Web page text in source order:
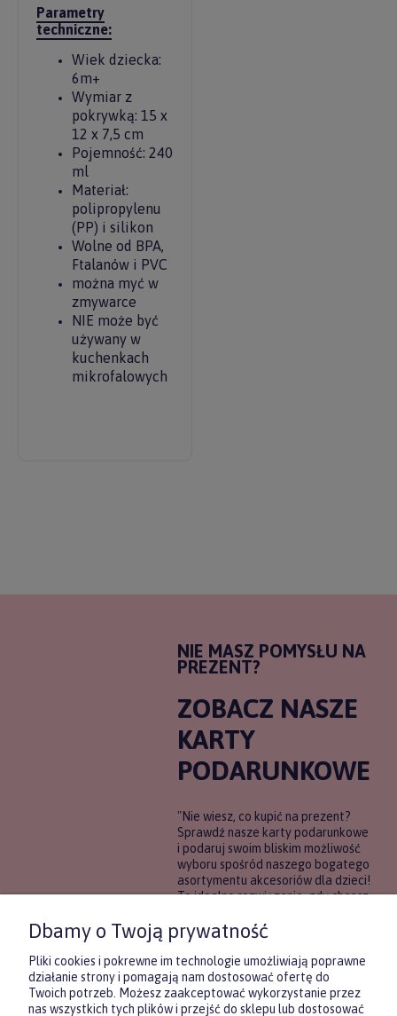
Parametry
techniczne:
Wiek dziecka:
6m+
Wymiar z
pokrywką: 15 x
12 x 7,5 cm
Pojemność: 240
ml
Materiał:
polipropylenu
(PP) i silikon
Wolne od BPA,
Ftalanów i PVC
można myć w
zmywarce
NIE może być
używany w
kuchenkach
mikrofalowych
NIE MASZ POMYSŁU NA
PREZENT?
ZOBACZ NASZE
KARTY
PODARUNKOWE
"Nie wiesz, co kupić na prezent?
Sprawdź nasze karty podarunkowe
i podaruj swoim bliskim możliwość
wyboru spośród naszego bogatego
asortymentu akcesoriów dla dzieci!
To idealne rozwiązanie, gdy chcesz
pewności, co będzie najbardziej
trafione.
DOWIEDZ SIĘ WIĘCEJ
Dbamy o Twoją prywatność
Pliki cookies i pokrewne im technologie umożliwiają poprawne
działanie strony i pomagają nam dostosować ofertę do
Twoich potrzeb. Możesz zaakceptować wykorzystanie przez
nas wszystkich tych plików i przejść do sklepu lub dostosować